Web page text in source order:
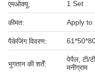
एमओक्यू: 1 Set
कीमत: Apply to
पैकेजिंग विवरण:
भुगतान की शर्तें:
पेपैल, टी/
मनीग्राम